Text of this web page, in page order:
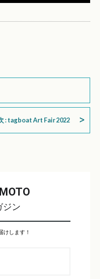
: tagboat Art Fair 2022
ジン
けします！